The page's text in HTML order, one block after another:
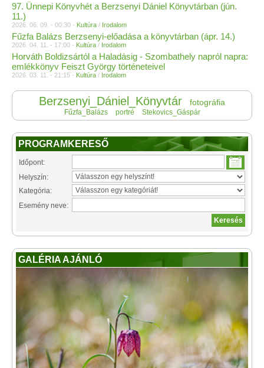
97. Ünnepi Könyvhét a Berzsenyi Dániel Könyvtárban (jún.
11.)
2026. 06. 09. - 00:30 - Kultúra / Irodalom
Fűzfa Balázs Berzsenyi-előadása a könyvtárban (ápr. 14.)
2026. 04. 11. - 17:00 - Kultúra / Irodalom
Horváth Boldizsártól a Haladásig - Szombathely napról napra:
emlékkönyv Feiszt György történeteivel
2026. 03. 11. - 21:15 - Kultúra / Irodalom
Berzsenyi_Dániel_Könyvtár fotográfia
Fűzfa_Balázs portré Stekovics_Gáspár
PROGRAMKERESŐ
Időpont:
Helyszín:
Kategória:
Esemény neve:
GALÉRIA AJÁNLÓ